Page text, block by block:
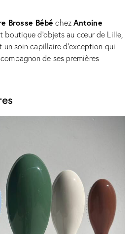
Brosse Bébé chez Antoine
boutique d’objets au cœur de Lille,
soin capillaire d’exception qui
de ses premières